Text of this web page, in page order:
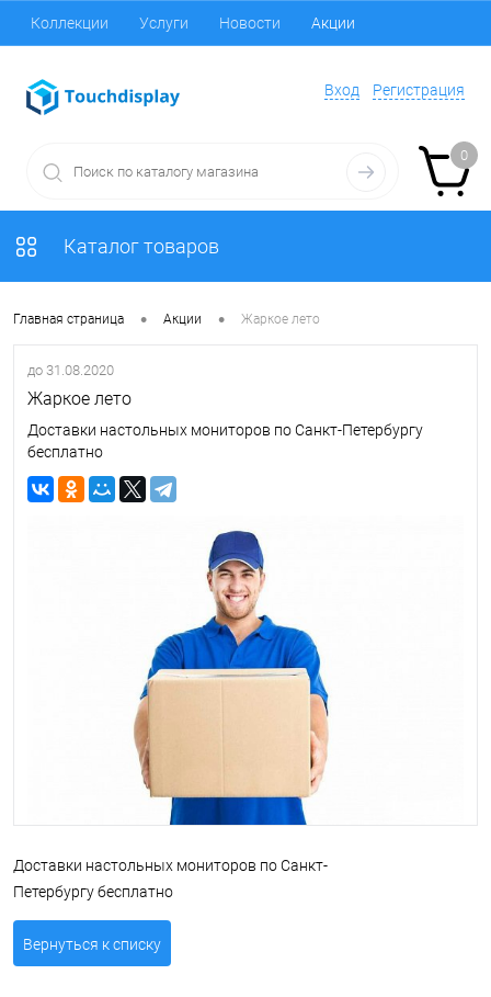
Коллекции Услуги Новости Акции
Вход Регистрация
0
Каталог товаров
Главная страница • Акции • Жаркое лето
до 31.08.2020
Жаркое лето
Доставки настольных мониторов по Санкт-Петербургу
бесплатно
Доставки настольных мониторов по Санкт-
Петербургу бесплатно
Вернуться к списку